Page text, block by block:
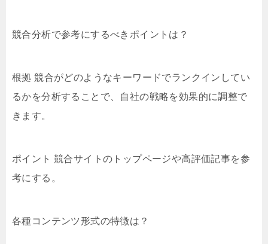
競合分析で参考にするべきポイントは？
根拠 競合がどのようなキーワードでランクインしてい
るかを分析することで、自社の戦略を効果的に調整で
きます。
ポイント 競合サイトのトップページや高評価記事を参
考にする。
各種コンテンツ形式の特徴は？